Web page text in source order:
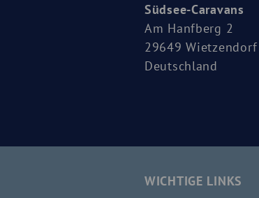
Südsee-Caravans
Am Hanfberg 2
29649 Wietzendorf
Deutschland
WICHTIGE LINKS